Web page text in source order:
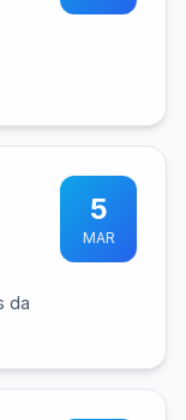
da
5
MAR